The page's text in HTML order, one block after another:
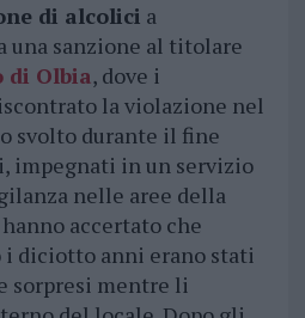
di alcolici a
una sanzione al titolare
di Olbia, dove i
la violazione nel
svolto durante il fine
impegnati in un servizio
nelle aree della
hanno accertato che
i diciotto anni erano stati
sorpresi mentre li